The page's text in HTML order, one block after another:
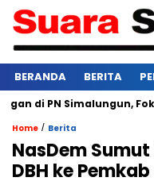
BERANDA BERITA
PN Simalungun, Fokus
Home / Berita
NasDem
DBH ke